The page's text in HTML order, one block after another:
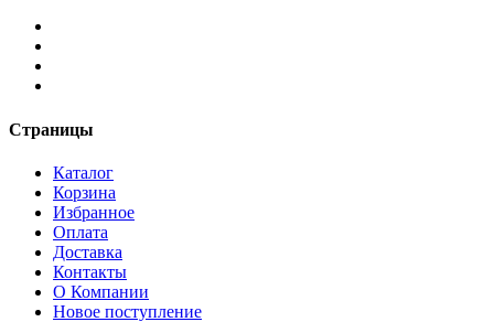
Страницы
Каталог
Корзина
Избранное
Оплата
Доставка
Контакты
О Компании
Новое поступление